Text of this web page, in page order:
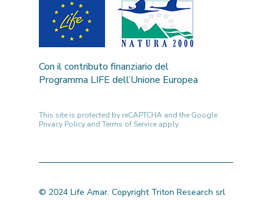
Con il contributo finanziario del
Programma LIFE dell’Unione Europea
This site is protected by reCAPTCHA and the Google
Privacy Policy and Terms of Service apply.
© 2024 Life Amar. Copyright Triton Research srl